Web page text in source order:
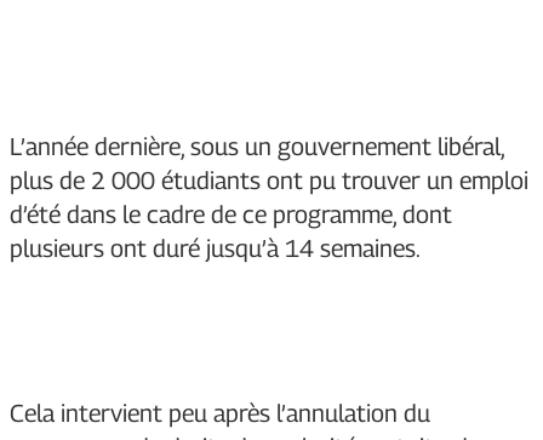
L’année dernière, sous un gouvernement libéral,
plus de 2 000 étudiants ont pu trouver un emploi
d’été dans le cadre de ce programme, dont
plusieurs ont duré jusqu’à 14 semaines.
Cela intervient peu après l’annulation du